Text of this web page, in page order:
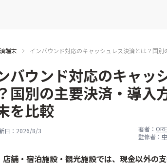
端末 インバウンド対応のキャッシュレス決済とは？国
バウンド対応のキャッ
国別の主要決済・導入
を比較
日： 2026/8/3 著者：
監修者：
舗・宿泊施設・観光施設では、現金以外の